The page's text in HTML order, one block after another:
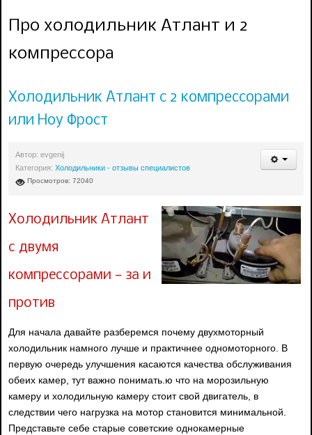
Про холодильник Атлант и 2
компрессора
Холодильник Атлант с 2 компрессорами
или Ноу Фрост
Автор: evgenij
Категория: Холодильники - отзывы специалистов
Просмотров: 72040
Холодильник Атлант
с двумя
компрессорами — за и
против
Для начала давайте разберемся почему двухмоторный
холодильник намного лучше и практичнее одномоторного. В
первую очередь улучшения касаются качества обслуживания
обеих камер, тут важно понимать.ю что на морозильную
камеру и холодильную камеру стоит свой двигатель, в
следствии чего нагрузка на мотор становится минимальной.
Представьте себе старые советские однокамерные